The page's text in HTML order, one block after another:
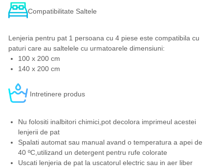
Compatibilitate Saltele
Lenjeria pentru pat 1 persoana cu 4 piese este compatibila cu
paturi care au saltelele cu urmatoarele dimensiuni:
100 x 200 cm
140 x 200 cm
Intretinere produs
Nu folositi inalbitori chimici,pot decolora imprimeul acestei
lenjerii de pat
Spalati automat sau manual avand o temperatura a apei de
40 ºC,utilizand un detergent pentru rufe colorate
Uscati lenjeria de pat la uscatorul electric sau in aer liber